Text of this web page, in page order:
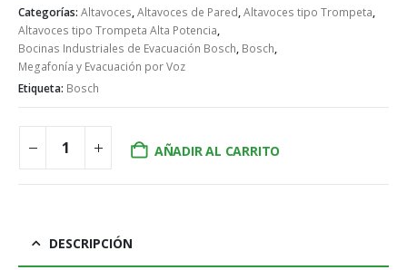
Categorías: Altavoces,Altavoces de Pared,Altavoces tipo Trompeta,
Altavoces tipo Trompeta Alta Potencia,
Bocinas Industriales de Evacuación Bosch, Bosch,
Megafonía y Evacuación por Voz
Etiqueta: Bosch
AÑADIR AL CARRITO
DESCRIPCIÓN